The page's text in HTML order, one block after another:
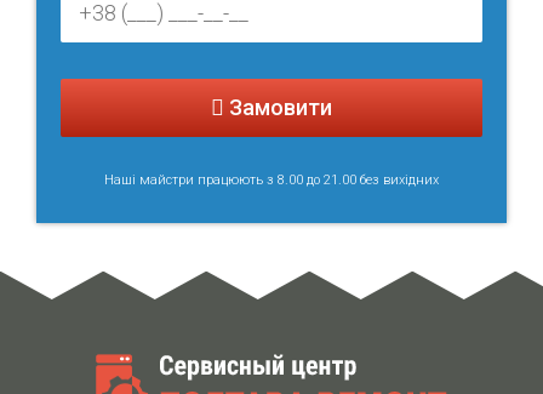
Замовити
Наші майстри працюють з 8.00 до 21.00 без вихідних